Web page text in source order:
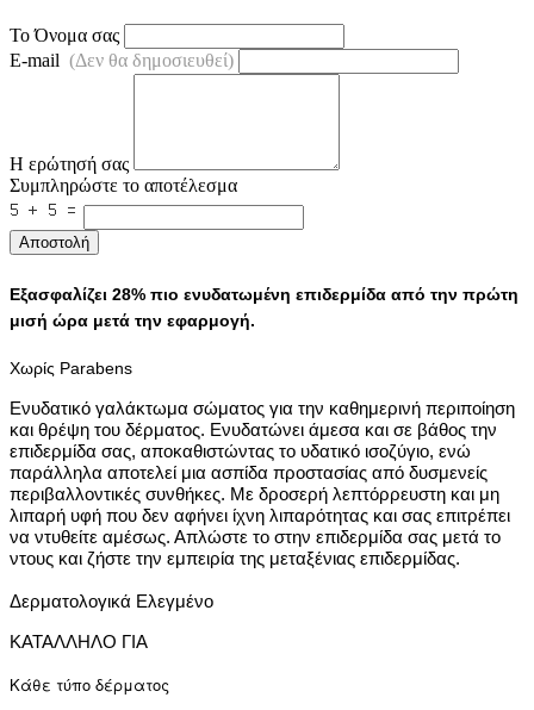
Το Όνομα σας
E-mail (Δεν θα δημοσιευθεί)
Η ερώτησή σας
Συμπληρώστε το αποτέλεσμα
Αποστολή
Εξασφαλίζει 28% πιο ενυδατωμένη επιδερμίδα από την πρώτη
μισή ώρα μετά την εφαρμογή.
Χωρίς Parabens
Ενυδατικό γαλάκτωμα σώματος για την καθημερινή περιποίηση
και θρέψη του δέρματος. Ενυδατώνει άμεσα και σε βάθος την
επιδερμίδα σας, αποκαθιστώντας το υδατικό ισοζύγιο, ενώ
παράλληλα αποτελεί μια ασπίδα προστασίας από δυσμενείς
περιβαλλοντικές συνθήκες. Με δροσερή λεπτόρρευστη και μη
λιπαρή υφή που δεν αφήνει ίχνη λιπαρότητας και σας επιτρέπει
να ντυθείτε αμέσως. Απλώστε το στην επιδερμίδα σας μετά το
ντους και ζήστε την εμπειρία της μεταξένιας επιδερμίδας.
Δερματολογικά Ελεγμένο
ΚΑΤΑΛΛΗΛΟ ΓΙΑ
Κάθε τύπο δέρματος